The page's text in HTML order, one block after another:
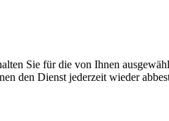
Sie für die von Ihnen
den Dienst jederzeit wieder